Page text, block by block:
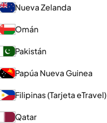
Nueva Zelanda
Omán
Pakistán
Papúa Nueva Guinea
Filipinas (Tarjeta eTravel)
Qatar